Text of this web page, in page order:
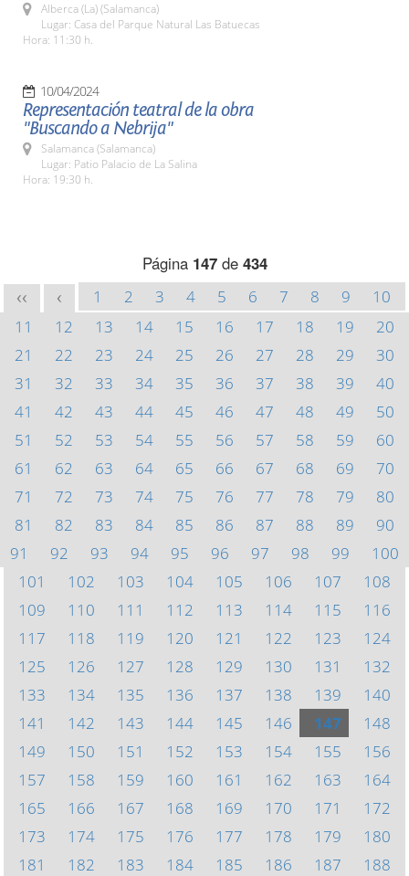
Alberca (La) (Salamanca)
Lugar: Casa del Parque Natural Las Batuecas
Hora: 11:30 h.
10/04/2024
Representación teatral de la obra
"Buscando a Nebrija"
Salamanca (Salamanca)
Lugar: Patio Palacio de La Salina
Hora: 19:30 h.
Página 147de 434
<< < 1 2 3 4 5 6 7 8 9
10
11
12 13 14 15 16 17 18 19
20
21
22 23 24 25 26 27 28 29
30
31
32 33 34 35 36 37 38 39
40
41
42 43 44 45 46 47 48 49
50
51
52 53 54 55 56 57 58 59
60
61
62 63 64 65 66 67 68 69
70
71
72 73 74 75 76 77 78 79
80
81
82 83 84 85 86 87 88 89
90
91
92 93 94 95 96 97 98 99
100
101
102 103 104 105 106 107
108
109
110 111 112 113 114 115
116
117
118 119 120 121 122 123
124
125
126 127 128 129 130 131
132
133
134 135 136 137 138 139
140
141
142 143 144 145 146 147
148
149
150 151 152 153 154 155
156
157
158 159 160 161 162 163
164
165
166 167 168 169 170 171
172
173
174 175 176 177 178 179
180
181
182 183 184 185 186 187
188